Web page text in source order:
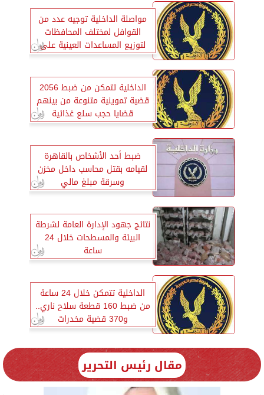
مواصلة الداخلية توجيه عدد من
القوافل لمختلف المحافظات
لتوزيع المساعدات العينية على
المواطنين
الداخلية تتمكن من ضبط 2056
قضية تموينية متنوعة من بينهم
قضايا حجب سلع غذائية
ضبط أحد الأشخاص بالقاهرة
لقيامه بقتل محاسب داخل مخزن
وسرقة مبلغ مالي
نتائج جهود الإدارة العامة لشرطة
البيئة والمسطحات خلال 24
ساعة
الداخلية تتمكن خلال 24 ساعة
من ضبط 160 قطعة سلاح ناري..
و370 قضية مخدرات
مقال رئيس التحرير